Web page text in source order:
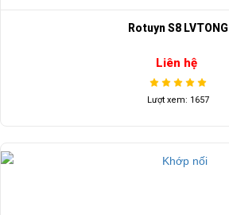
Rotuyn S8 LVTONG
Liên hệ
Lượt xem: 1657